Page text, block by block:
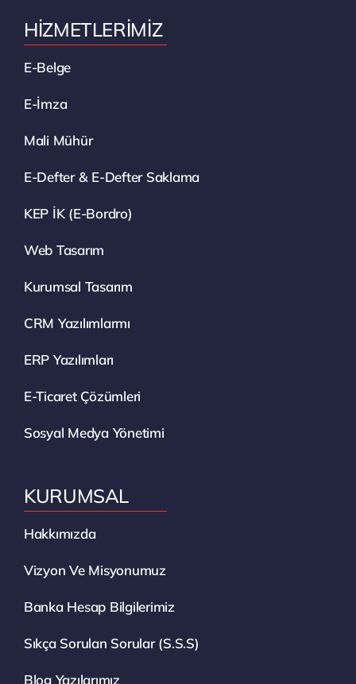
HİZMETLERİMİZ
E-Belge
E-İmza
Mali Mühür
E-Defter & E-Defter Saklama
KEP İK (E-Bordro)
Web Tasarım
Kurumsal Tasarım
CRM Yazılımlarmı
ERP Yazılımları
E-Ticaret Çözümleri
Sosyal Medya Yönetimi
KURUMSAL
Hakkımızda
Vizyon Ve Misyonumuz
Banka Hesap Bilgilerimiz
Sıkça Sorulan Sorular (S.S.S)
Blog Yazılarımız